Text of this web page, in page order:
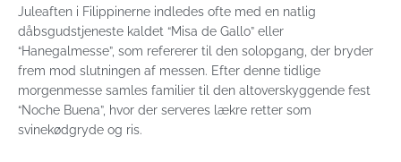
Juleaften i Filippinerne indledes ofte med en natlig
dåbsgudstjeneste kaldet “Misa de Gallo” eller
“Hanegalmesse”, som refererer til den solopgang, der bryder
frem mod slutningen af messen. Efter denne tidlige
morgenmesse samles familier til den altoverskyggende fest
“Noche Buena”, hvor der serveres lækre retter som
svinekødgryde og ris.